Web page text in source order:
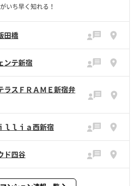
いち早く知れる！
田橋
ンテ新宿
ラスＦＲＡＭＥ新宿弁
ｌｌｉａ西新宿
ド四谷